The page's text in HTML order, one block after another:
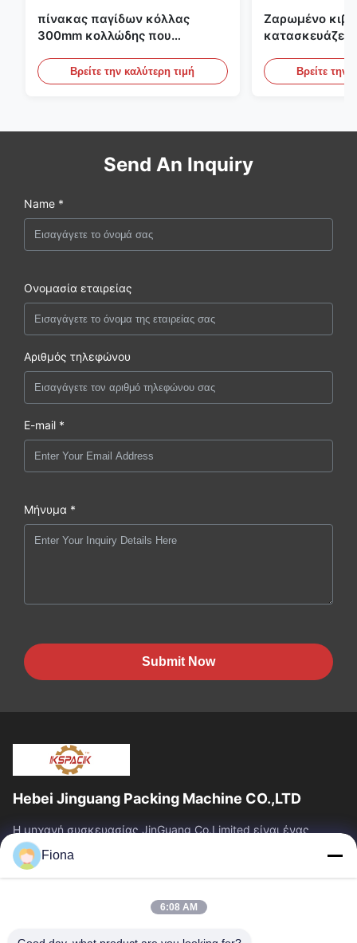
πίνακας παγίδων κόλλας
300mm κολλώδης που
γεωργίαΒρείτε την καλύτερη τιμή
Ζαρωμένο
κατασκευάζει
το ζαρωμένο
Βρείτε την
Send An Inquiry
Name *
Ονομασία εταιρείας
Αριθμός τηλεφώνου
E-mail *
Μήνυμα *
Submit Now
Hebei Jinguang Packing Machine CO.,LTD
Η μηχανή συσκευασίας JinGuang Co.Limited είναι ένας
επαγγελματικός ζαρωμένος εξοπλισμός εκτύπωσης
χαρτοκιβωτίων και σχετικά μηχανήματα για την...
Γρήγοροι Σύνδεσμοι
Προϊόντα
Περίπου Εμείς
Γύρος Εργοστασίων
Fiona
6:08 AM